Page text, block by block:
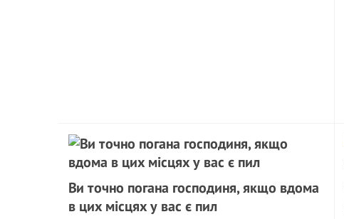
Ви точно погана господиня, якщо вдома
в цих місцях у вас є пил